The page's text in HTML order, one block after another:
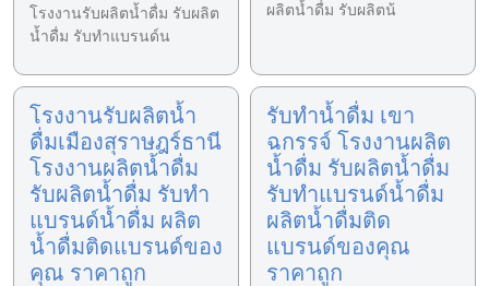
โรงงานรับผลิตน้ำดื่ม รับผลิต
น้ำดื่ม รับทำแบรนด์น
ผลิตน้ำดื่ม รับผลิตน้
โรงงานรับผลิตน้ำ
ดื่มเมืองสุราษฎร์ธานี
โรงงานผลิตน้ำดื่ม
รับผลิตน้ำดื่ม รับทำ
แบรนด์น้ำดื่ม ผลิต
น้ำดื่มติดแบรนด์ของ
คุณ ราคาถูก
รับทำน้ำดื่ม เขา
ฉกรรจ์ โรงงานผลิต
น้ำดื่ม รับผลิตน้ำดื่ม
รับทำแบรนด์น้ำดื่ม
ผลิตน้ำดื่มติด
แบรนด์ของคุณ
ราคาถูก